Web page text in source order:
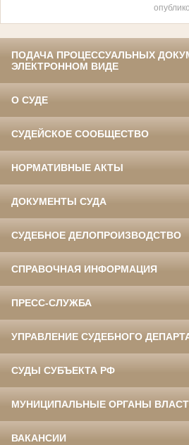
ПОДАЧА ПРОЦЕССУАЛЬНЫХ
ЭЛЕКТРОННОМ ВИДЕ
О СУДЕ
СУДЕЙСКОЕ СООБЩЕСТВО
НОРМАТИВНЫЕ АКТЫ
ДОКУМЕНТЫ СУДА
СУДЕБНОЕ ДЕЛОПРОИЗВОДСТВО
СПРАВОЧНАЯ ИНФОРМАЦИЯ
ПРЕСС-СЛУЖБА
УПРАВЛЕНИЕ СУДЕБНОГО
СУДЫ СУБЪЕКТА РФ
МУНИЦИПАЛЬНЫЕ ОРГАНЫ
ВАКАНСИИ